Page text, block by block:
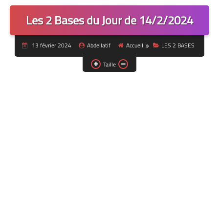
Les 2 Bases du Jour de 14/2/2024
13 février 2024 Abdellatif Accueil
LES 2 BASES
Taille